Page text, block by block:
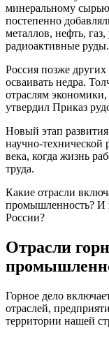
минеральному
постепенно
металлов, нефть,
радиоактивные руды.
Россия позже
осваивать недра.
отраслям
утвердил Приказ
Новый этап
научно-
века, когда жизнь
труда.
Какие отрасли
промышленность? И
России?
Отрасли
Горное дело
отраслей,
территории нашей